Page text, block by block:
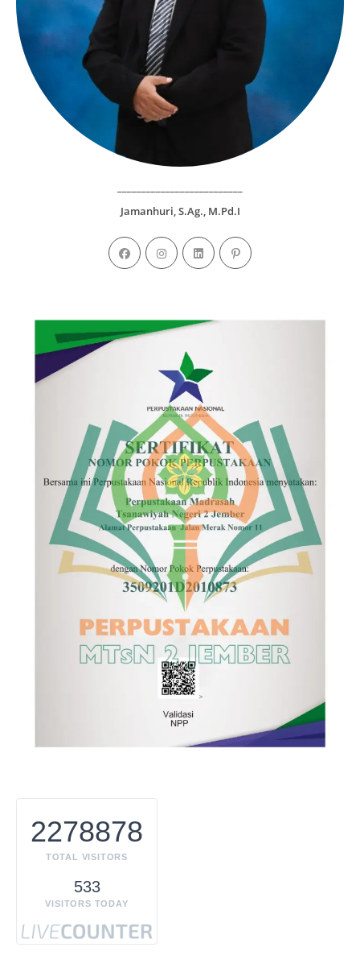
Jamanhuri, S.Ag., M.Pd.I
2278878
TOTAL VISITORS
533
VISITORS TODAY